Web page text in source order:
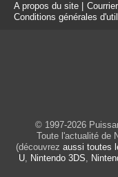
A propos du site
Conditions générales
© 1997-2026
Toute l'actualité de
(découvrez aussi toutes
U, Nintendo 3DS,